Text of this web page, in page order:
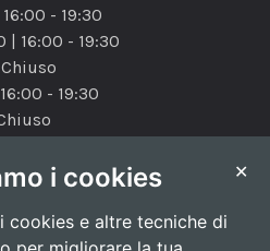
✕
i cookies
cookies e altre tecniche di
16:00 - 19:30
| 16:00 - 19:30
16:00 - 19:30